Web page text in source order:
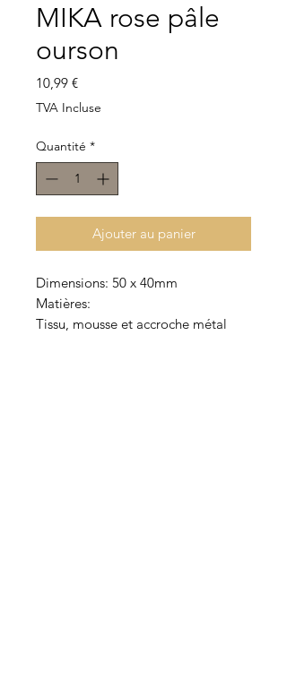
MIKA rose pâle
ourson
10,99 €Prix
TVA Incluse
Quantité *
Ajouter au panier
Dimensions: 50 x 40mm
Matières:
Tissu, mousse et accroche métal